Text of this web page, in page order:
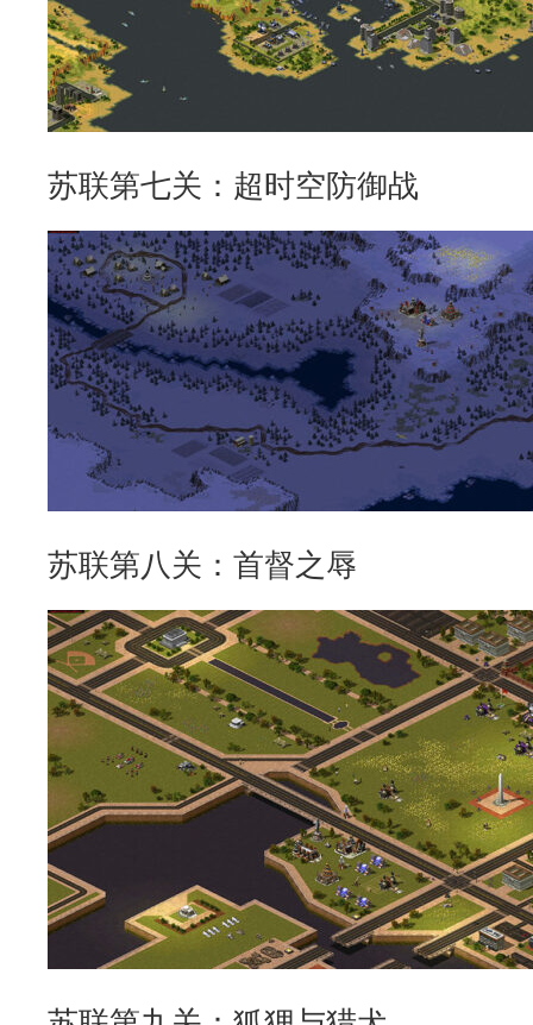
苏联第七关：超时空防御战
苏联第八关：首督之辱